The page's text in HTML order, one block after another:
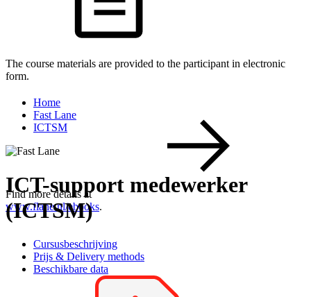
The course materials are provided to the participant in electronic
form.
Find more details at
www.flane.nl/ebooks.
Home
Fast Lane
ICTSM
ICT-support medewerker
(ICTSM)
Cursusbeschrijving
Prijs & Delivery methods
Beschikbare data